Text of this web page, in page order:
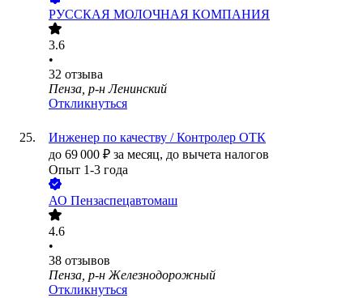
РУССКАЯ МОЛОЧНАЯ КОМПАНИЯ
3.6
•
32 отзыва
Пенза, р-н Ленинский
Откликнуться
Инженер по качеству / Контролер ОТК
до 69 000 ₽ за месяц, до вычета налогов
Опыт 1-3 года
АО Пензаспецавтомаш
4.6
•
38 отзывов
Пенза, р-н Железнодорожный
Откликнуться